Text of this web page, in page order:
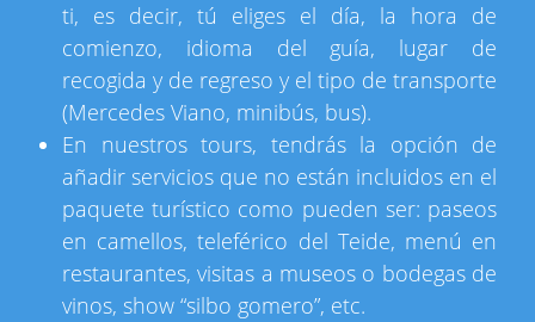
ti, es decir, tú eliges el día, la hora de
comienzo, idioma del guía, lugar de
recogida y de regreso y el tipo de transporte
(Mercedes Viano, minibús, bus).
En nuestros tours, tendrás la opción de
añadir servicios que no están incluidos en el
paquete turístico como pueden ser: paseos
en camellos, teleférico del Teide, menú en
restaurantes, visitas a museos o bodegas de
vinos, show “silbo gomero”, etc.